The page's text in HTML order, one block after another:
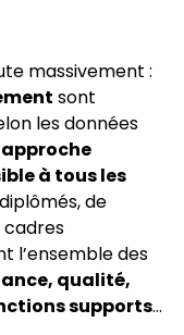
massivement :
sont
les données
approche
à tous les
diplômés, de
cadres
l’ensemble des
qualité,
supports…